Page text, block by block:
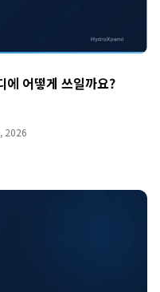
에 어떻게 쓰일까요?
2026